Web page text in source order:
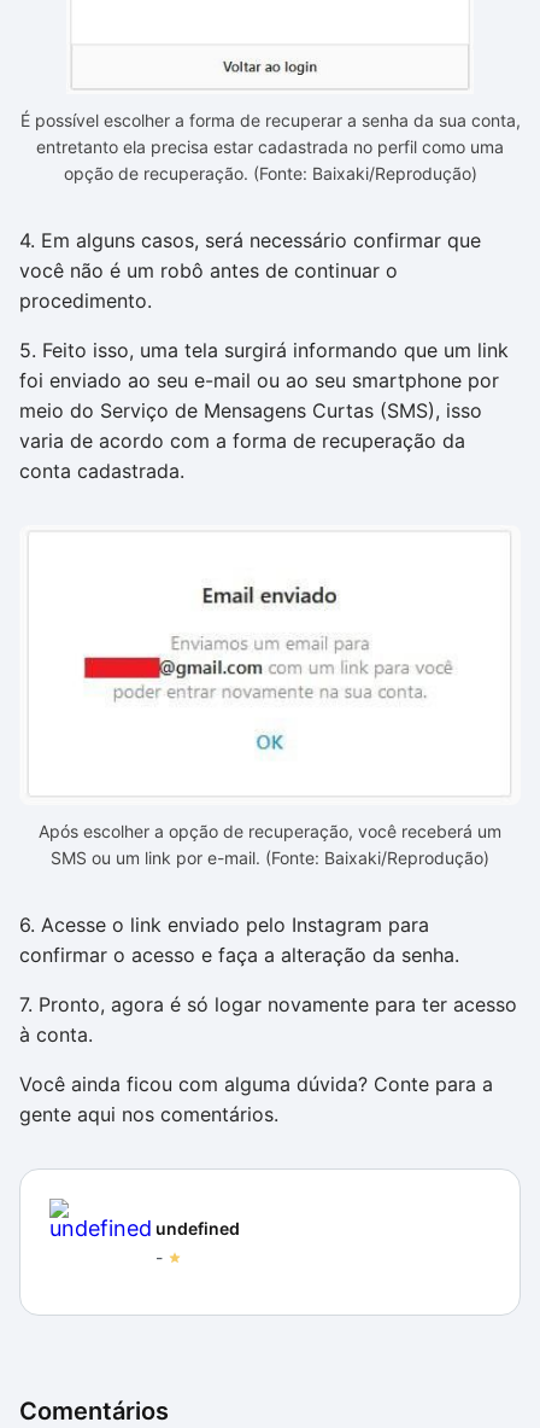
É possível escolher a forma de recuperar a senha da sua conta,
entretanto ela precisa estar cadastrada no perfil como uma
opção de recuperação. (Fonte: Baixaki/Reprodução)
4. Em alguns casos, será necessário confirmar que
você não é um robô antes de continuar o
procedimento.
5. Feito isso, uma tela surgirá informando que um link
foi enviado ao seu e-mail ou ao seu smartphone por
meio do Serviço de Mensagens Curtas (SMS), isso
varia de acordo com a forma de recuperação da
conta cadastrada.
Após escolher a opção de recuperação, você receberá um
SMS ou um link por e-mail. (Fonte: Baixaki/Reprodução)
6. Acesse o link enviado pelo Instagram para
confirmar o acesso e faça a alteração da senha.
7. Pronto, agora é só logar novamente para ter acesso
à conta.
Você ainda ficou com alguma dúvida? Conte para a
gente aqui nos comentários.
undefined
-
Comentários